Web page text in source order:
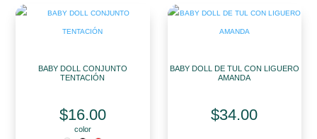
BABY DOLL CONJUNTO
TENTACIÓN
$16.00
color
BABY DOLL DE TUL CON LIGUERO
AMANDA
$34.00